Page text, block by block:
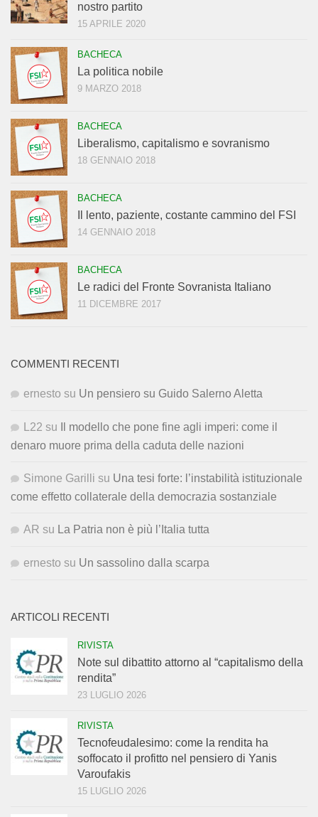
nostro partito
15 APRILE 2020
BACHECA
La politica nobile
9 MARZO 2018
BACHECA
Liberalismo, capitalismo e sovranismo
18 GENNAIO 2018
BACHECA
Il lento, paziente, costante cammino del FSI
14 GENNAIO 2018
BACHECA
Le radici del Fronte Sovranista Italiano
11 DICEMBRE 2017
COMMENTI RECENTI
ernesto su Un pensiero su Guido Salerno Aletta
L22 su
Il modello che pone fine agli imperi: come il
denaro muore prima della caduta delle nazioni
Simone Garilli su Una tesi forte: l’instabilità istituzionale
come effetto collaterale della democrazia sostanziale
AR su La Patria non è più l’Italia tutta
ernesto su Un sassolino dalla scarpa
ARTICOLI RECENTI
RIVISTA
Note sul dibattito attorno al “capitalismo della
rendita”
23 LUGLIO 2026
RIVISTA
Tecnofeudalesimo: come la rendita ha
soffocato il profitto nel pensiero di Yanis
Varoufakis
15 LUGLIO 2026